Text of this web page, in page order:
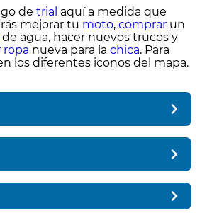
de trial aquí a medida que
mejorar tu moto, comprar un
de agua, hacer nuevos trucos y
ropa nueva para la chica. Para
los diferentes iconos del mapa.